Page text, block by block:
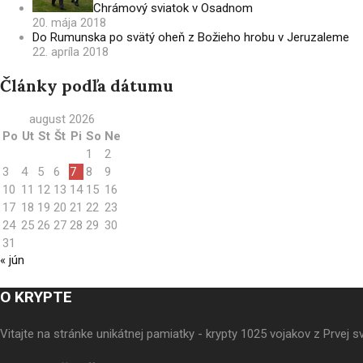
Chrámový sviatok v Osadnom
20. mája 2018
Do Rumunska po svätý oheň z Božieho hrobu v Jeruzaleme
22. apríla 2018
Články podľa dátumu
august 2026
Po Ut St Št Pi So Ne
1
2
3
4 5 6 7 8
9
10 11 12 13 14 15 16
17 18 19 20 21 22 23
24 25 26 27 28 29 30
31
« jún
O KRYPTE
Vitajte na stránke unikátnej pamiatky - krypty 1025 vojakov z Prvej